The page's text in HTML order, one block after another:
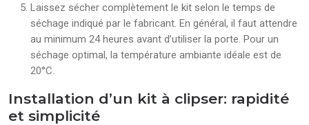
Laissez sécher complètement le kit selon le temps de
séchage indiqué par le fabricant. En général, il faut attendre
au minimum 24 heures avant d’utiliser la porte. Pour un
séchage optimal, la température ambiante idéale est de
20°C.
Installation d’un kit à clipser: rapidité
et simplicité